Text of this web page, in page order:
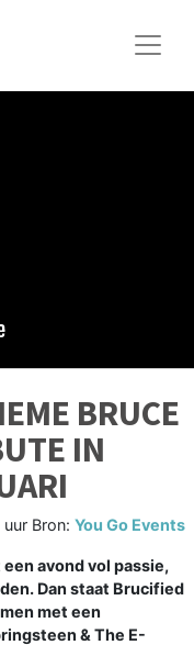
BRUCE
IN
uur Bron: You Go Events
avond vol passie,
Dan staat Brucified
met een
& The E-